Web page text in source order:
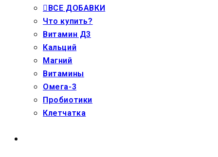
ВСЕ ДОБАВКИ
Что купить?
Витамин Д3
Кальций
Магний
Витамины
Омега-3
Пробиотики
Клетчатка